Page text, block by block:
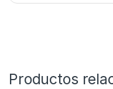
Productos